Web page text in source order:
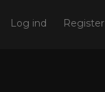
Log ind Register